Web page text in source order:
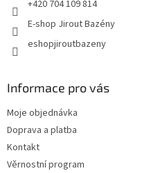
+420 704 109 814
E-shop Jirout Bazény
eshopjiroutbazeny
Informace pro vás
Moje objednávka
Doprava a platba
Kontakt
Věrnostní program